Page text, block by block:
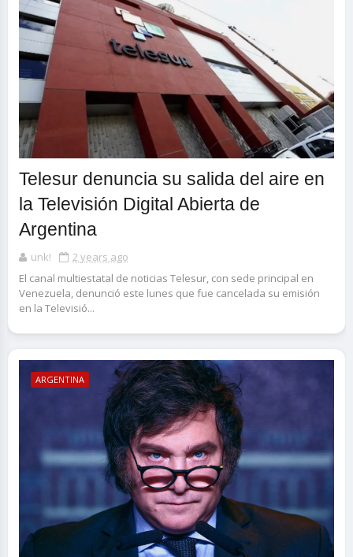
Telesur denuncia su salida del aire en
la Televisión Digital Abierta de
Argentina
unk!
2 years ago
El canal multiestatal de noticias Telesur, con sede principal en
Venezuela, denunció este lunes que fue cancelada su emisión
en la Televisió...
ARGENTINA